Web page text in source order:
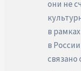
они не
в
в
связано